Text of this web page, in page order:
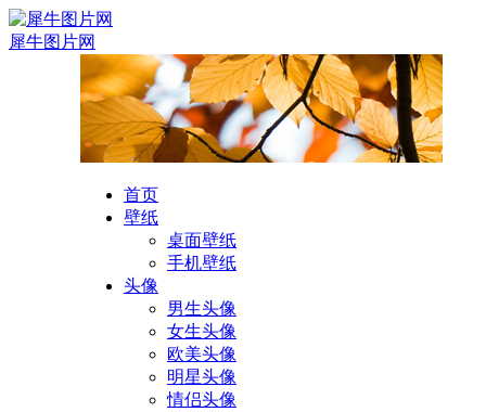
犀牛图片网
首页
壁纸
桌面壁纸
手机壁纸
头像
男生头像
女生头像
欧美头像
明星头像
情侣头像